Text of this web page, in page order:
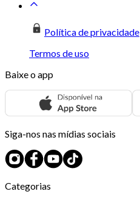
Política de privacidade
Termos de uso
Baixe o app
Siga-nos nas mídias sociais
Categorias